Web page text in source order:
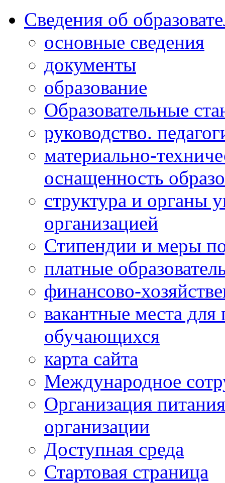
Сведения об
основные сведения
документы
образование
Образовательные
руководство.
материально-
оснащенность
структура и органы
организацией
Стипендии и меры
платные
финансово-
вакантные места
обучающихся
карта сайта
Международное
Организация
организации
Доступная среда
Стартовая страница